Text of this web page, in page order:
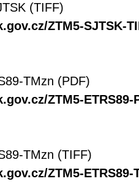
(TIFF)
ZTM5-SJTSK-
TMzn (PDF)
ZTM5-ETRS89-
TMzn (TIFF)
ZTM5-ETRS89-